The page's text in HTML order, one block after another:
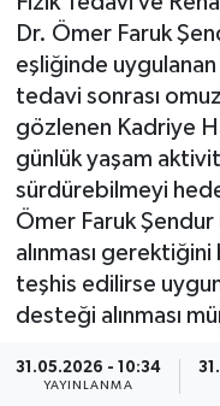
Dr. Ömer Faruk
eşliğinde
tedavi sonrası
gözlenen Kadriye
günlük yaşam
sürdürebilmeyi
Ömer Faruk Şendur
alınması
teşhis edilirse
desteği alınması
31.05.2026 - 10:34
YAYINLANMA
Dış Haberler
Dünya
EĞİTİM
EKONOMİ
English News